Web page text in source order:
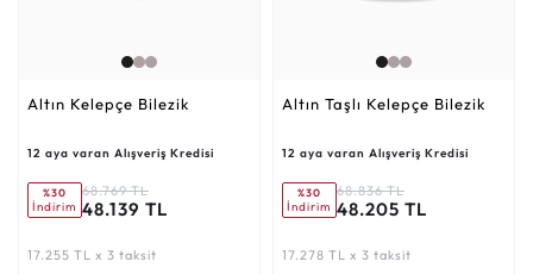
Altın Kelepçe Bilezik
12 aya varan Alışveriş Kredisi
%30
İndirim
68.769 TL
48.139 TL
17.255 TL x 3 taksit
Altın Taşlı Kelepçe Bilezik
12 aya varan Alışveriş Kredisi
%30
İndirim
68.836 TL
48.205 TL
17.278 TL x 3 taksit